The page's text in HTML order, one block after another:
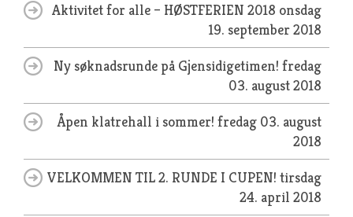
Aktivitet for alle – HØSTFERIEN 2018 onsdag
19. september 2018
Ny søknadsrunde på Gjensidigetimen! fredag
03. august 2018
Åpen klatrehall i sommer! fredag 03. august
2018
VELKOMMEN TIL 2. RUNDE I CUPEN! tirsdag
24. april 2018